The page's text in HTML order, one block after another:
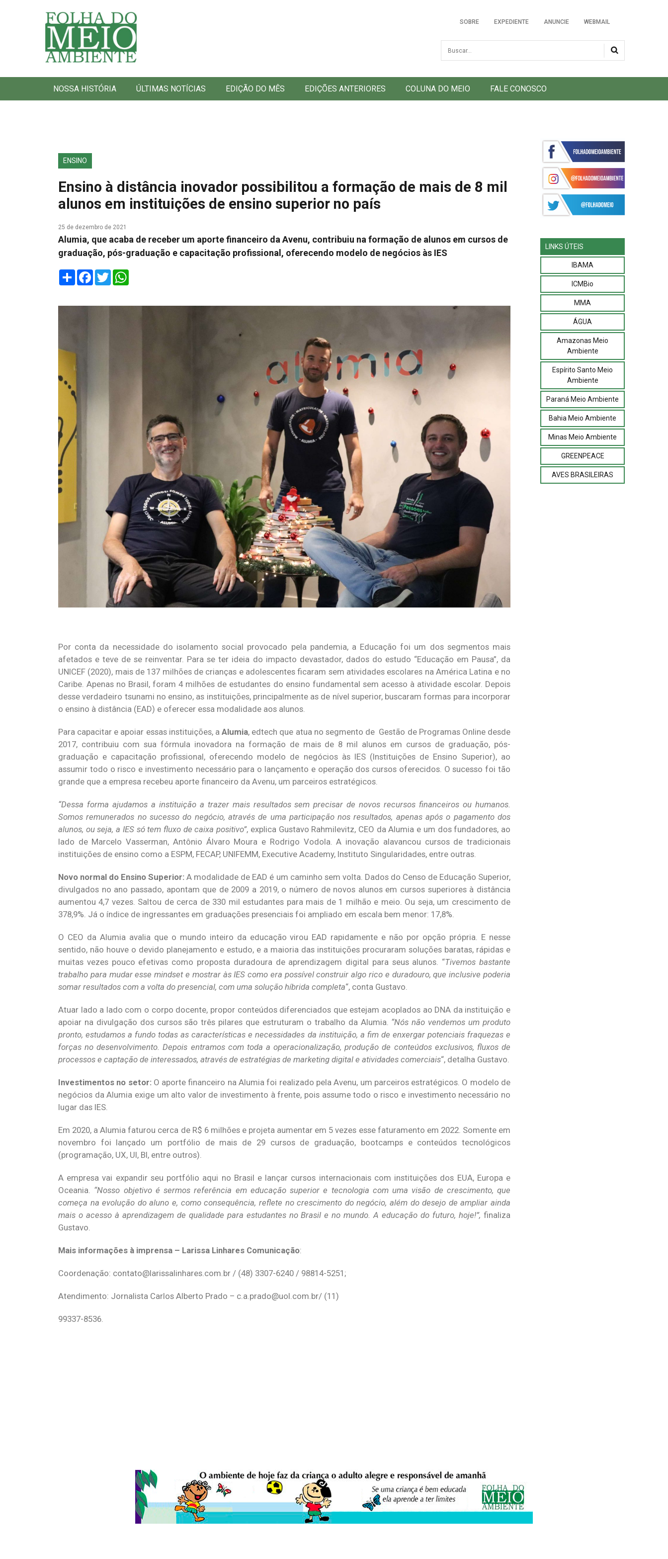
Folha do Meio Ambiente
SOBRE EXPEDIENTE ANUNCIE WEBMAIL
Busca
NOSSA HISTÓRIA ÚLTIMAS NOTÍCIAS EDIÇÃO DO MÊS EDIÇÕES ANTERIORES COLUNA DO MEIO FALE CONOSCO
ENSINO
Ensino à distância inovador possibilitou a formação de mais de 8 mil
alunos em instituições de ensino superior no país
25 de dezembro de 2021
Alumia, que acaba de receber um aporte financeiro da Avenu, contribuiu na formação de alunos em cursos de
graduação, pós-graduação e capacitação profissional, oferecendo modelo de negócios às IES
ShareFacebook
Twitter
Por conta da necessidade do isolamento social provocado pela pandemia, a Educação foi um dos segmentos mais
afetados e teve de se reinventar. Para se ter ideia do impacto devastador, dados do estudo “Educação em Pausa”, da
UNICEF (2020), mais de 137 milhões de crianças e adolescentes ficaram sem atividades escolares na América Latina e no
Caribe. Apenas no Brasil, foram 4 milhões de estudantes do ensino fundamental sem acesso à atividade escolar. Depois
desse verdadeiro tsunami no ensino, as instituições, principalmente as de nível superior, buscaram formas para incorporar
o ensino à distância (EAD) e oferecer essa modalidade aos alunos.
Para capacitar e apoiar essas instituições, aAlumia, edtech que atua no segmento de Gestão de Programas Online desde
2017, contribuiu com sua fórmula inovadora na formação de mais de 8 mil alunos em cursos de graduação, pós-
graduação e capacitação profissional, oferecendo modelo de negócios às IES (Instituições de Ensino Superior), ao
assumir todo o risco e investimento necessário para o lançamento e operação dos cursos oferecidos. O sucesso foi tão
grande que a empresa recebeu aporte financeiro da Avenu, um parceiros estratégicos.
“Dessa forma ajudamos a instituição a trazer mais resultados sem precisar de novos recursos financeiros ou humanos.
Somos remunerados no sucesso do negócio, através de uma participação nos resultados, apenas após o pagamento dos
alunos, ou seja, a IES só tem fluxo de caixa positivo”, explica Gustavo Rahmilevitz, CEO da Alumia e um dos fundadores, ao
lado de Marcelo Vasserman, Antônio Álvaro Moura e Rodrigo Vodola. A inovação alavancou cursos de tradicionais
instituições de ensino como a ESPM, FECAP, UNIFEMM, Executive Academy, Instituto Singularidades, entre outras.
Novo normal do Ensino Superior:A modalidade de EAD é um caminho sem volta. Dados do Censo de Educação Superior,
divulgados no ano passado, apontam que de 2009 a 2019, o número de novos alunos em cursos superiores à distância
aumentou 4,7 vezes. Saltou de cerca de 330 mil estudantes para mais de 1 milhão e meio. Ou seja, um crescimento de
378,9%. Já o índice de ingressantes em graduações presenciais foi ampliado em escala bem menor: 17,8%.
O CEO da Alumia avalia que o mundo inteiro da educação virou EAD rapidamente e não por opção própria. E nesse
sentido, não houve o devido planejamento e estudo, e a maioria das instituições procuraram soluções baratas, rápidas e
muitas vezes pouco efetivas como proposta duradoura de aprendizagem digital para seus alunos. “Tivemos bastante
trabalho para mudar esse mindset e mostrar às IES como era possível construir algo rico e duradouro, que inclusive poderia
somar resultados com a volta do presencial, com uma solução híbrida completa“, conta Gustavo.
Atuar lado a lado com o corpo docente, propor conteúdos diferenciados que estejam acoplados ao DNA da instituição e
apoiar na divulgação dos cursos são três pilares que estruturam o trabalho da Alumia. “Nós não vendemos um produto
pronto, estudamos a fundo todas as características e necessidades da instituição, a fim de enxergar potenciais fraquezas e
forças no desenvolvimento. Depois entramos com toda a operacionalização, produção de conteúdos exclusivos, fluxos de
processos e captação de interessados, através de estratégias de marketing digital e atividades comerciais“, detalha Gustavo.
Investimentos no setor: O aporte financeiro na Alumia foi realizado pela Avenu, um parceiros estratégicos. O modelo de
negócios da Alumia exige um alto valor de investimento à frente, pois assume todo o risco e investimento necessário no
lugar das IES.
Em 2020, a Alumia faturou cerca de R$ 6 milhões e projeta aumentar em 5 vezes esse faturamento em 2022. Somente em
novembro foi lançado um portfólio de mais de 29 cursos de graduação, bootcamps e conteúdos tecnológicos
(programação, UX, UI, BI, entre outros).
A empresa vai expandir seu portfólio aqui no Brasil e lançar cursos internacionais com instituições dos EUA, Europa e
Oceania.
“Nosso objetivo é sermos referência em educação superior e tecnologia com uma visão de crescimento, que
começa na evolução do aluno e, como consequência, reflete no crescimento do negócio, além do desejo de ampliar ainda
mais o acesso à aprendizagem de qualidade para estudantes no Brasil e no mundo. A educação do futuro, hoje!”, finaliza
Gustavo.
Mais informações à imprensa – Larissa Linhares Comunicação:
Coordenação: contato@larissalinhares.com.br / (48) 3307-6240 / 98814-5251;
Atendimento: Jornalista Carlos Alberto Prado – c.a.prado@uol.com.br/ (11)
99337-8536.
LINKS ÚTEIS
IBAMA
ICMBio
MMA
ÁGUA
Amazonas Meio
Ambiente
Espírito Santo Meio
Ambiente
Paraná Meio Ambiente
Bahia Meio Ambiente
Minas Meio Ambiente
GREENPEACE
AVES BRASILEIRAS